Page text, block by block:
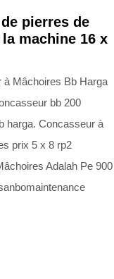
pierres de
machine 16 x
à Mâchoires Bb Harga
bb 200
harga. Concasseur à
prix 5 x 8 rp2
Adalah Pe 900